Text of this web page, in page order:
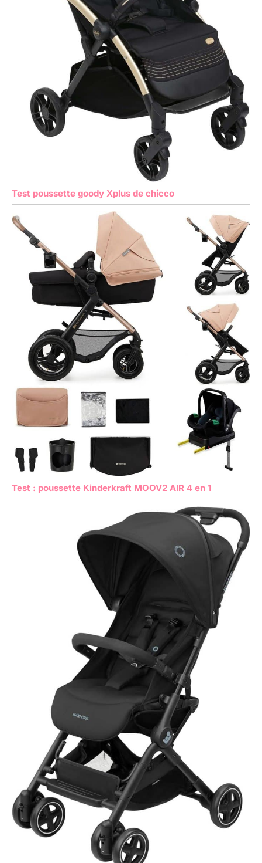
Test poussette goody Xplus de chicco
Test : poussette Kinderkraft MOOV2 AIR 4 en 1